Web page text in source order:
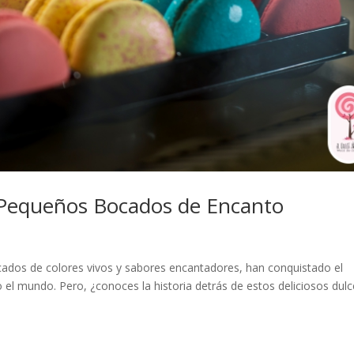
Bocados de Encanto
de colores vivos y sabores encantadores, han conquistado el
mundo. Pero, ¿conoces la historia detrás de estos deliciosos